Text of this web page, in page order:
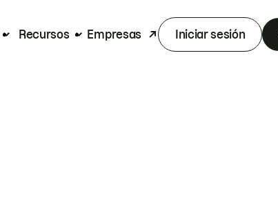
Recursos Empresas Iniciar sesión